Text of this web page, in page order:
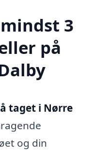
3
på
taget i Nørre
og din